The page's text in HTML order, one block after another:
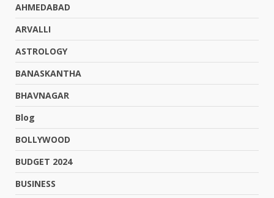
AHMEDABAD
ARVALLI
ASTROLOGY
BANASKANTHA
BHAVNAGAR
Blog
BOLLYWOOD
BUDGET 2024
BUSINESS